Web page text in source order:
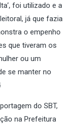
foi utilizado e a
já que fazia
o empenho
que tiveram os
ou um
se manter no
do SBT,
na Prefeitura